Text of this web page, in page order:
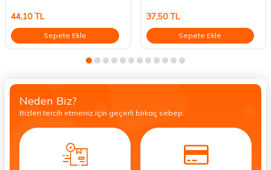
44,10TL
Sepete Ekle
37,50TL
Sepete Ekle
Neden Biz?
Bizleri tercih etmeniz için geçerli birkaç sebep.